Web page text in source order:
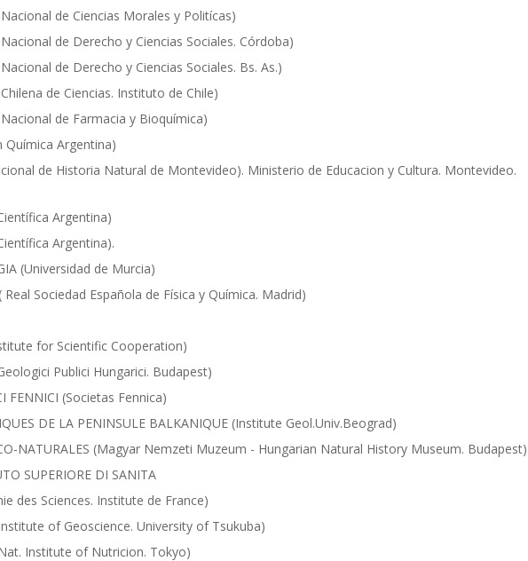
de Ciencias Morales y Politícas)
de Derecho y Ciencias Sociales. Córdoba)
de Derecho y Ciencias Sociales. Bs. As.)
de Ciencias. Instituto de Chile)
de Farmacia y Bioquímica)
Química Argentina)
de Historia Natural de Montevideo). Ministerio de Educacion y Cultura. Montevideo.
Argentina)
Argentina).
(Universidad de Murcia)
Real Sociedad Española de Física y Química. Madrid)
for Scientific Cooperation)
Publici Hungarici. Budapest)
FENNICI (Societas Fennica)
DE LA PENINSULE BALKANIQUE (Institute Geol.Univ.Beograd)
NATURALES (Magyar Nemzeti Muzeum - Hungarian Natural History Museum. Budapest)
SUPERIORE DI SANITA
des Sciences. Institute de France)
of Geoscience. University of Tsukuba)
Institute of Nutricion. Tokyo)